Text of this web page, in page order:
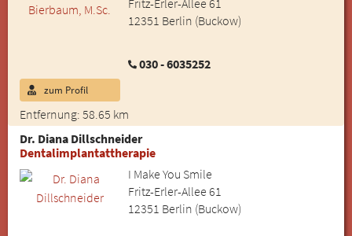
Fritz-Erler-Allee 61
12351 Berlin (Buckow)
030 - 6035252
Entfernung: 58.65 km
zum Profil
Dr. Diana Dillschneider
Dentalimplantattherapie
I Make You Smile
Fritz-Erler-Allee 61
12351 Berlin (Buckow)